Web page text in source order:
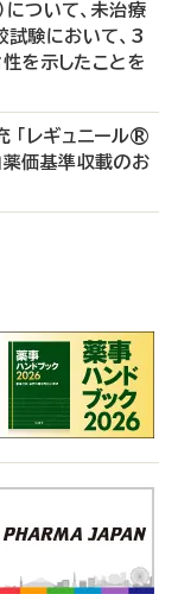
ついて、未治療
験において、3
を示したことを
「レギュニール®
価基準収載のお